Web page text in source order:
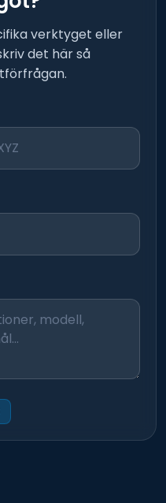
verktyget eller
det här så